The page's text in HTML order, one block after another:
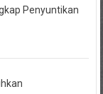
Penyuntikan